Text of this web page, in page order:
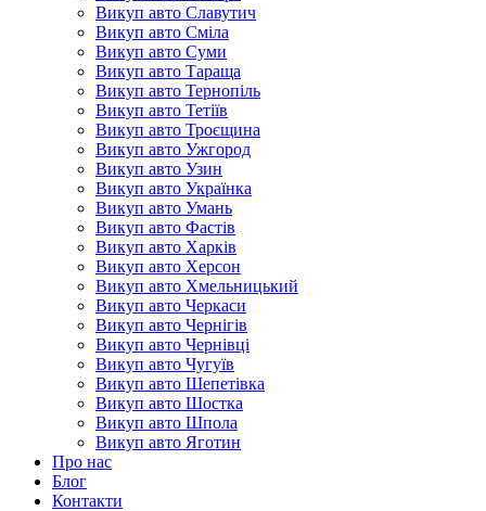
Викуп авто Славутич
Викуп авто Сміла
Викуп авто Суми
Викуп авто Тараща
Викуп авто Тернопіль
Викуп авто Тетіїв
Викуп авто Троєщина
Викуп авто Ужгород
Викуп авто Узин
Викуп авто Українка
Викуп авто Умань
Викуп авто Фастів
Викуп авто Харків
Викуп авто Херсон
Викуп авто Хмельницький
Викуп авто Черкаси
Викуп авто Чернігів
Викуп авто Чернівці
Викуп авто Чугуїв
Викуп авто Шепетівка
Викуп авто Шостка
Викуп авто Шпола
Викуп авто Яготин
Про нас
Блог
Контакти